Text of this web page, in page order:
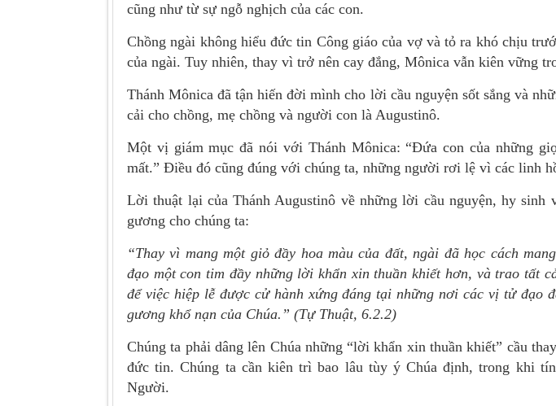
cũng như từ sự ngỗ nghịch của các con.
Chồng ngài không hiểu đức tin Công giáo của vợ và tỏ ra khó chịu
của ngài. Tuy nhiên, thay vì trở nên cay đắng, Mônica vẫn kiên vững
Thánh Mônica đã tận hiến đời mình cho lời cầu nguyện sốt sắng và
cải cho chồng, mẹ chồng và người con là Augustinô.
Một vị giám mục đã nói với Thánh Mônica: “Đứa con của những
mất.” Điều đó cũng đúng với chúng ta, những người rơi lệ vì các linh
Lời thuật lại của Thánh Augustinô về những lời cầu nguyện, hy sinh
gương cho chúng ta:
“Thay vì mang một giỏ đầy hoa màu của đất, ngài đã học cách
đạo một con tim đầy những lời khẩn xin thuần khiết hơn, và trao tất
để việc hiệp lễ được cử hành xứng đáng tại những nơi các vị tử đạo
gương khổ nạn của Chúa.” (Tự Thuật, 6.2.2)
Chúng ta phải dâng lên Chúa những “lời khẩn xin thuần khiết” cầu
đức tin. Chúng ta cần kiên trì bao lâu tùy ý Chúa định, trong khi
Người.